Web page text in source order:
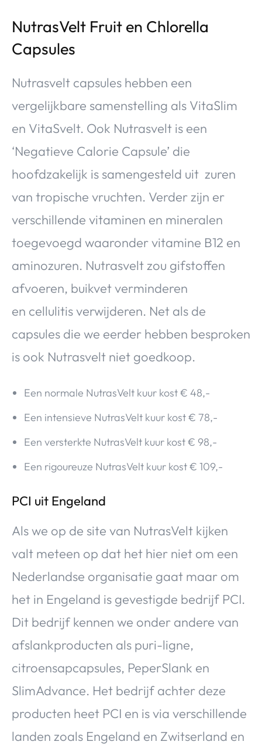
NutrasVelt Fruit en Chlorella
Capsules
Nutrasvelt capsules hebben een
vergelijkbare samenstelling als VitaSlim
en VitaSvelt. Ook Nutrasvelt is een
‘Negatieve Calorie Capsule’ die
hoofdzakelijk is samengesteld uit zuren
van tropische vruchten. Verder zijn er
verschillende vitaminen en mineralen
toegevoegd waaronder vitamine B12 en
aminozuren. Nutrasvelt zou gifstoffen
afvoeren, buikvet verminderen
en cellulitis verwijderen. Net als de
capsules die we eerder hebben besproken
is ook Nutrasvelt niet goedkoop.
Een normale NutrasVelt kuur kost € 48,-
Een intensieve NutrasVelt kuur kost € 78,-
Een versterkte NutrasVelt kuur kost € 98,-
Een rigoureuze NutrasVelt kuur kost € 109,-
PCI uit Engeland
Als we op de site van NutrasVelt kijken
valt meteen op dat het hier niet om een
Nederlandse organisatie gaat maar om
het in Engeland is gevestigde bedrijf PCI.
Dit bedrijf kennen we onder andere van
afslankproducten als puri-ligne,
citroensapcapsules, PeperSlank en
SlimAdvance. Het bedrijf achter deze
producten heet PCI en is via verschillende
landen zoals Engeland en Zwitserland en